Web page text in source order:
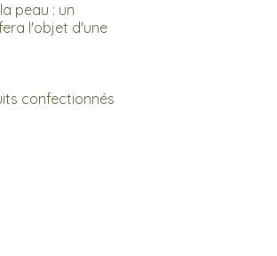
peau : un
l'objet d'une
confectionnés